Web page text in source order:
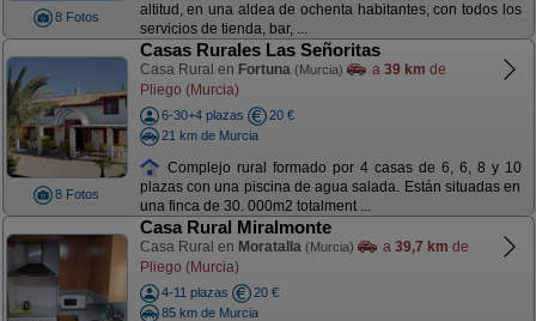
8 Fotos
altitud, en una aldea de ochenta habitantes, con todos los
servicios de tienda, bar, ...
8 Fotos
Casas Rurales Las Señoritas
Casa Rural en Fortuna (Murcia) a 39 km de
Pliego (Murcia)
6-30+4 plazas
20 €
21 km de Murcia
Complejo rural formado por 4 casas de 6, 6, 8 y 10
plazas con una piscina de agua salada. Están situadas en
una finca de 30. 000m2 totalment ...
Casa Rural Miralmonte
Casa Rural en Moratalla (Murcia) a 39,7 km de
Pliego (Murcia)
4-11 plazas
20 €
85 km de Murcia